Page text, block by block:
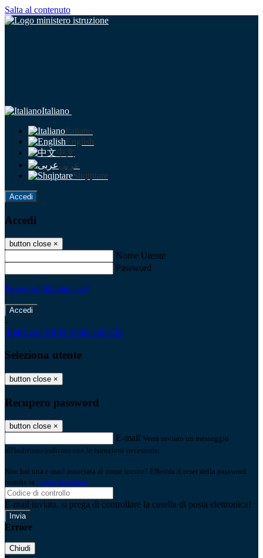
Salta al contenuto
Italiano
Italiano
English
中文
عربى
Shqiptare
Accedi
Accedi
button close ×
Nome Utente
Password
Password dimenticata?
-
Entra con SPID Entra con CIE
Seleziona utente
button close ×
Recupero password
button close ×
E-mail Verrà inviato un messaggio
all'indirizzo indicato con le istruzioni necessarie.
Non hai una e-mail associata al nome utente? Effettua il reset della password
tramite la Login Spaggiari
E-mail inviata, si prega di controllare la casella di posta elettronica!
Errore
Chiudi